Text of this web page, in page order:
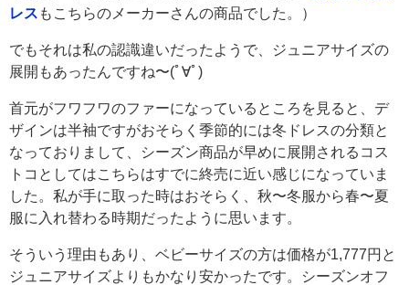
レス もこちらのメーカーさんの商品でした。）
でもそれは私の認識違いだったようで、ジュニアサイズの
展開もあったんですね〜(ﾟ∀ﾟ)
首元がフワフワのファーになっているところを見ると、デ
ザインは半袖ですがおそらく季節的には冬ドレスの分類と
なっておりまして、シーズン商品が早めに展開されるコス
トコとしてはこちらはすでに終売に近い感じになっていま
した。私が手に取った時はおそらく、秋〜冬服から春〜夏
服に入れ替わる時期だったように思います。
そういう理由もあり、ベビーサイズの方は価格が1,777円と
ジュニアサイズよりもかなり安かったです。シーズンオフ